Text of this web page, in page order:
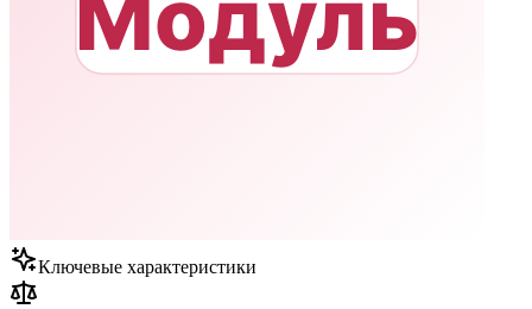
Ключевые характеристики